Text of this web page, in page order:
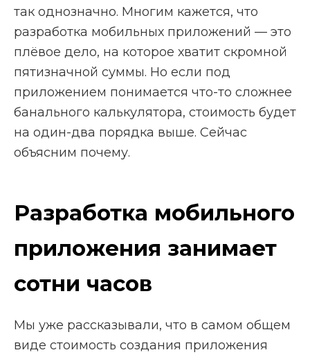
так однозначно. Многим кажется, что
разработка мобильных приложений — это
плёвое дело, на которое хватит скромной
пятизначной суммы. Но если под
приложением понимается что-то сложнее
банального калькулятора, стоимость будет
на один-два порядка выше. Сейчас
объясним почему.
Разработка мобильного
приложения занимает
сотни часов
Мы уже рассказывали, что в самом общем
виде стоимость создания приложения